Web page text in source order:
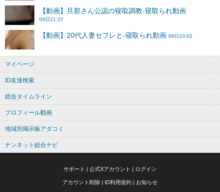
マイページ
ID友達検索
総合タイムライン
プロフィール動画
地域別掲示板アダコミ
ナンネット総合ナビ
サポート | 公式Xアカウント | ログイン
アカウント削除 | ID利用規約 | お知らせ